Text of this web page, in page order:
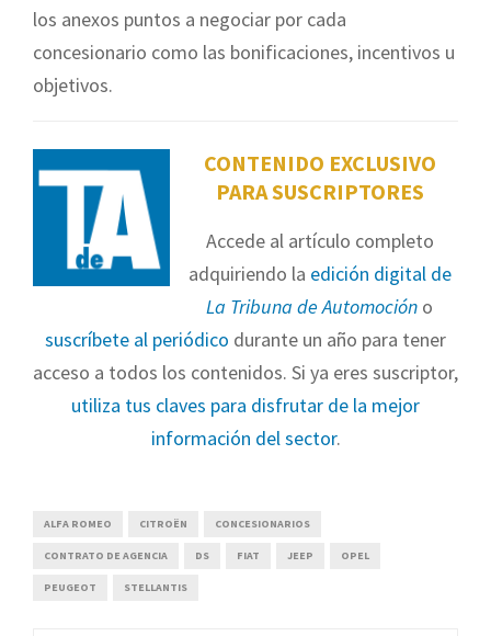
los anexos puntos a negociar por cada
concesionario como las bonificaciones, incentivos u
objetivos.
CONTENIDO EXCLUSIVO
PARA SUSCRIPTORES
Accede al artículo completo
adquiriendo la edición digital de
La Tribuna de Automoción o
suscríbete al periódico durante un año para tener
acceso a todos los contenidos. Si ya eres suscriptor,
utiliza tus claves para disfrutar de la mejor
información del sector.
ALFA ROMEO CITROËN CONCESIONARIOS
CONTRATO DE AGENCIA DS FIAT JEEP OPEL
PEUGEOT STELLANTIS